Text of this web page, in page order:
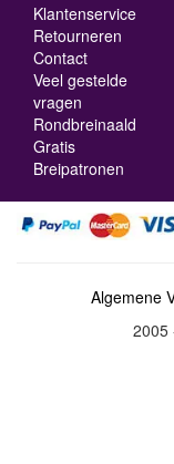
Klantenservice
Retourneren
Contact
Veel gestelde
vragen
Rondbreinaald
Gratis
Breipatronen
Algemene
2005